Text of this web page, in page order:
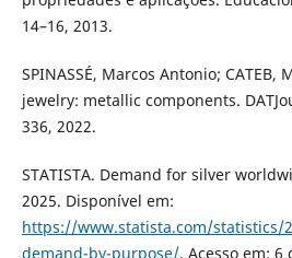
14–16, 2013.
SPINASSÉ, Marcos Antonio; CATEB,
jewelry: metallic components.
336, 2022.
STATISTA. Demand for silver
2025. Disponível em:
https://www.statista.com/statistics/
demand-by-purpose/. Acesso em: 6